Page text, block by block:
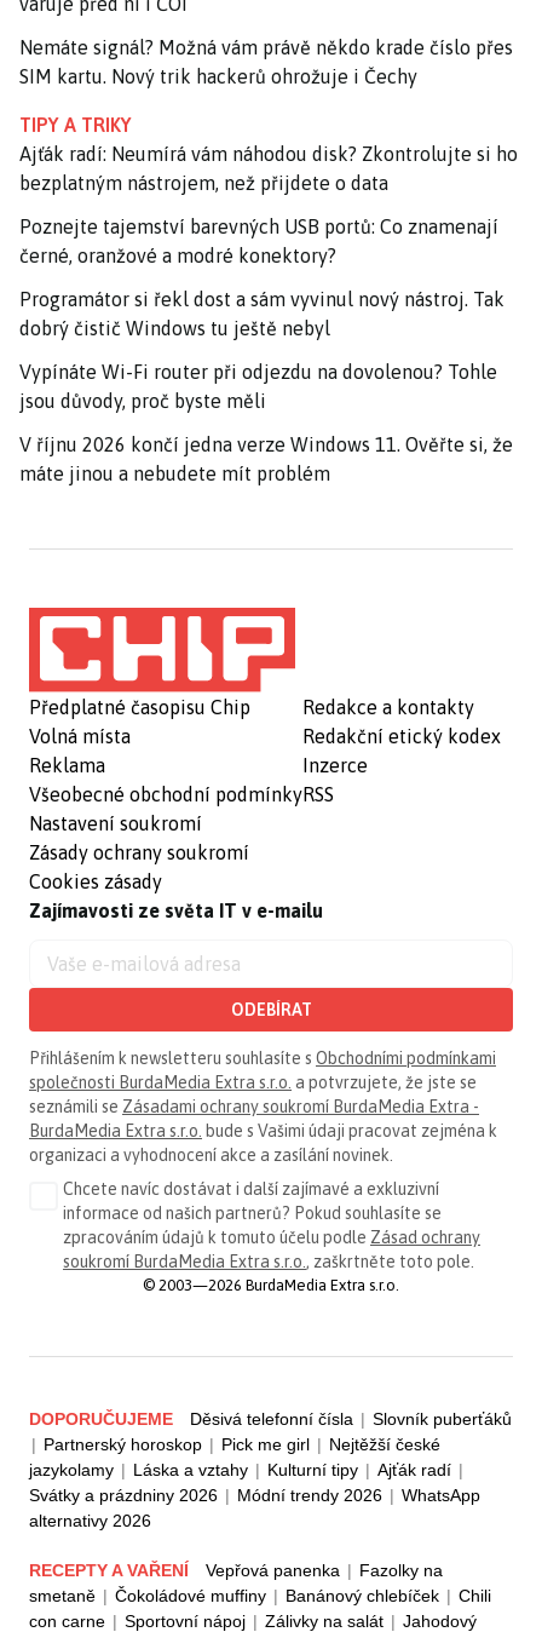
Nemáte signál? Možná vám právě někdo krade číslo přes
SIM kartu. Nový trik hackerů ohrožuje i Čechy
TIPY A TRIKY
Ajťák radí: Neumírá vám náhodou disk? Zkontrolujte si ho
bezplatným nástrojem, než přijdete o data
Poznejte tajemství barevných USB portů: Co znamenají
černé, oranžové a modré konektory?
Programátor si řekl dost a sám vyvinul nový nástroj. Tak
dobrý čistič Windows tu ještě nebyl
Vypínáte Wi-Fi router při odjezdu na dovolenou? Tohle
jsou důvody, proč byste měli
V říjnu 2026 končí jedna verze Windows 11. Ověřte si, že
máte jinou a nebudete mít problém
Předplatné časopisu Chip
Volná místa
Reklama
Všeobecné obchodní podmínky
Nastavení soukromí
Zásady ochrany soukromí
Cookies zásady
Redakce a kontakty
Redakční etický kodex
Inzerce
RSS
Zajímavosti ze světa IT v e-mailu
ODEBÍRAT
Přihlášením k newsletteru souhlasíte s Obchodními podmínkami
společnosti BurdaMedia Extra s.r.o. a potvrzujete, že jste se
seznámili se Zásadami ochrany soukromí BurdaMedia Extra -
BurdaMedia Extra s.r.o. bude s Vašimi údaji pracovat zejména k
organizaci a vyhodnocení akce a zasílání novinek.
Chcete navíc dostávat i další zajímavé a exkluzivní
informace od našich partnerů? Pokud souhlasíte se
zpracováním údajů k tomuto účelu podle Zásad ochrany
soukromí BurdaMedia Extra s.r.o. , zaškrtněte toto pole.
© 2003—2026 BurdaMedia Extra s.r.o.
DOPORUČUJEME Děsivá telefonní čísla | Slovník puberťáků
| Partnerský horoskop | Pick me girl | Nejtěžší české
jazykolamy | Láska a vztahy | Kulturní tipy | Ajťák radí |
Svátky a prázdniny 2026 | Módní trendy 2026 | WhatsApp
alternativy 2026
RECEPTY A VAŘENÍ Vepřová panenka | Fazolky na
smetaně | Čokoládové muffiny | Banánový chlebíček | Chili
con carne | Sportovní nápoj | Zálivky na salát | Jahodový